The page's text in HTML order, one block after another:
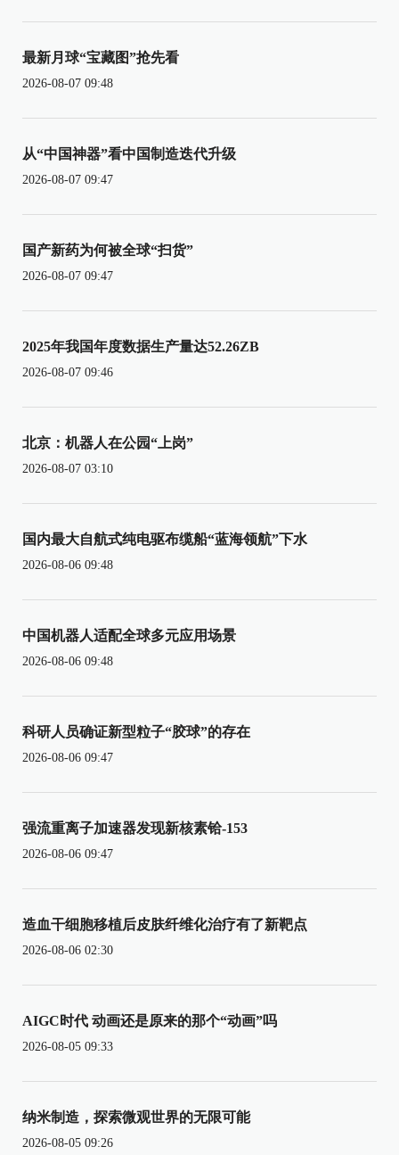
最新月球“宝藏图”抢先看
2026-08-07 09:48
从“中国神器”看中国制造迭代升级
2026-08-07 09:47
国产新药为何被全球“扫货”
2026-08-07 09:47
2025年我国年度数据生产量达52.26ZB
2026-08-07 09:46
北京：机器人在公园“上岗”
2026-08-07 03:10
国内最大自航式纯电驱布缆船“蓝海领航”下水
2026-08-06 09:48
中国机器人适配全球多元应用场景
2026-08-06 09:48
科研人员确证新型粒子“胶球”的存在
2026-08-06 09:47
强流重离子加速器发现新核素铪-153
2026-08-06 09:47
造血干细胞移植后皮肤纤维化治疗有了新靶点
2026-08-06 02:30
AIGC时代 动画还是原来的那个“动画”吗
2026-08-05 09:33
纳米制造，探索微观世界的无限可能
2026-08-05 09:26